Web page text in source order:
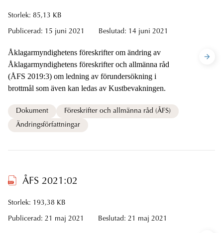
Storlek: 85,13 KB
Publicerad: 15 juni 2021 Beslutad: 14 juni 2021
Åklagarmyndighetens föreskrifter om ändring av
Åklagarmyndighetens föreskrifter och allmänna råd
(ÅFS 2019:3) om ledning av förundersökning i
brottmål som även kan ledas av Kustbevakningen.
Dokument
Föreskrifter och allmänna råd (ÅFS)
Ändringsförfattningar
ÅFS 2021:02
Storlek: 193,38 KB
Publicerad: 21 maj 2021 Beslutad: 21 maj 2021